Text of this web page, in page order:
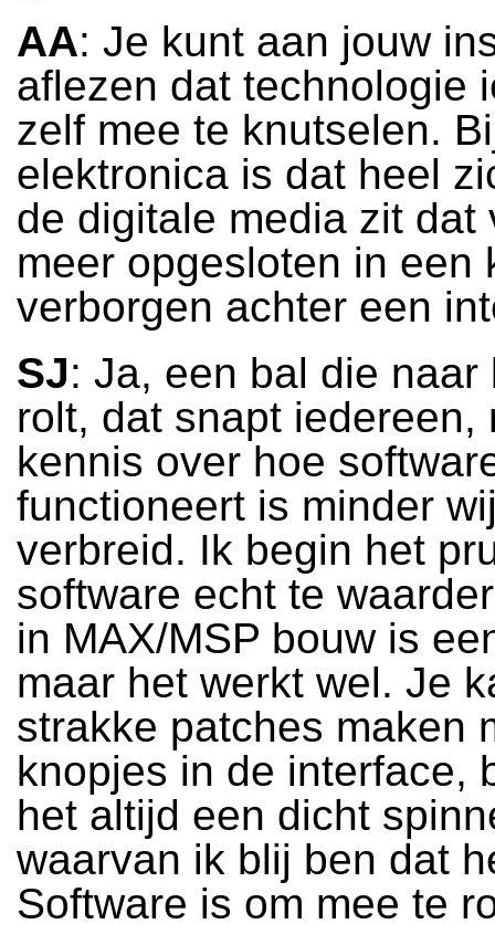
AA: Je kunt aan jouw
aflezen dat technologie
zelf mee te knutselen.
elektronica is dat heel
de digitale media zit dat
meer opgesloten in een
verborgen achter een
SJ: Ja, een bal die naar
rolt, dat snapt iedereen,
kennis over hoe
functioneert is minder
verbreid. Ik begin het
software echt te
in MAX/MSP bouw is
maar het werkt wel. Je
strakke patches maken
knopjes in de interface,
het altijd een dicht
waarvan ik blij ben dat
Software is om mee te